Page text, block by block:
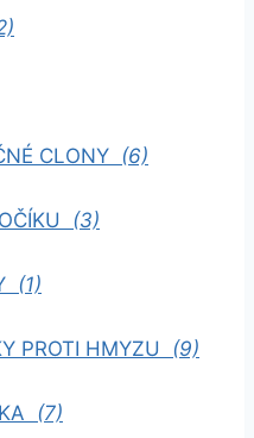
CLONY (6)
(3)
(1)
PROTI HMYZU (9)
(7)